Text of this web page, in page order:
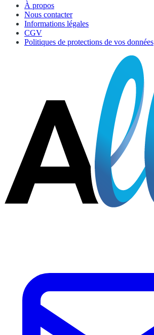
À propos
Nous contacter
Informations légales
CGV
Politiques de protections de vos données